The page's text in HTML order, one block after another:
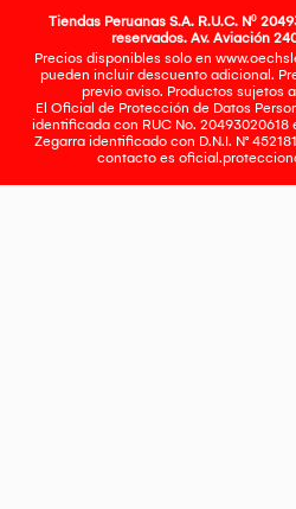
Tiendas Peruanas S.A. R.U.C. Nº
reservados. Av. Aviación
Precios disponibles solo en
pueden incluir descuento adicional.
previo aviso. Productos sujetos
El Oficial de Protección de Datos
identificada con RUC No. 20493020618
Zegarra identificado con D.N.I. N°
contacto es